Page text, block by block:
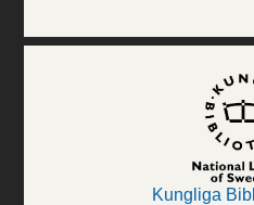
Kungliga